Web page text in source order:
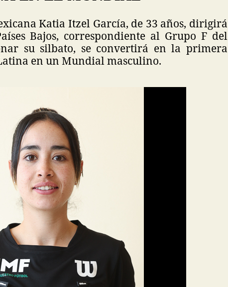
Katia Itzel García, de 33 años, dirigirá
Bajos, correspondiente al Grupo F del
su silbato, se convertirá en la primera
en un Mundial masculino.